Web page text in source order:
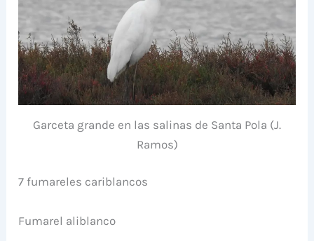
Garceta grande en las salinas de Santa Pola (J.
Ramos)
7 fumareles cariblancos
Fumarel aliblanco